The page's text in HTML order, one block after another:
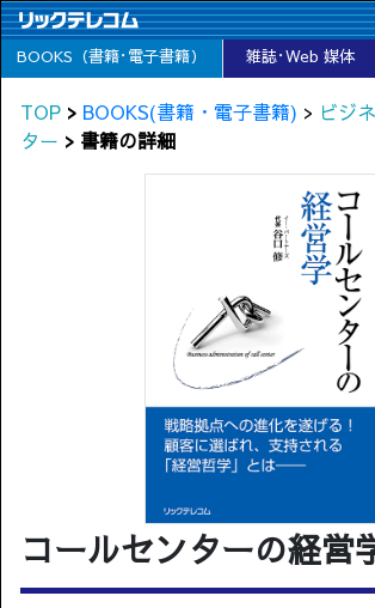
BOOKS（書籍･電子書籍） 雑誌･Web 媒体
TOP > BOOKS(書籍・電子書籍) > ビジ
ター > 書籍の詳細
コールセンターの経営